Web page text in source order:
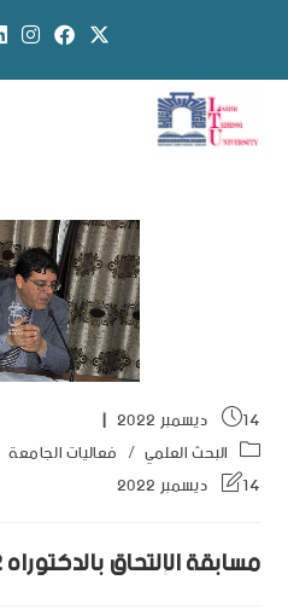
14 ديسمبر 2022
البحث العلمي / فعاليات الجامعة
14 ديسمبر 2022
مسابقة الإلتحاق بالدكتوراه 2022-2023